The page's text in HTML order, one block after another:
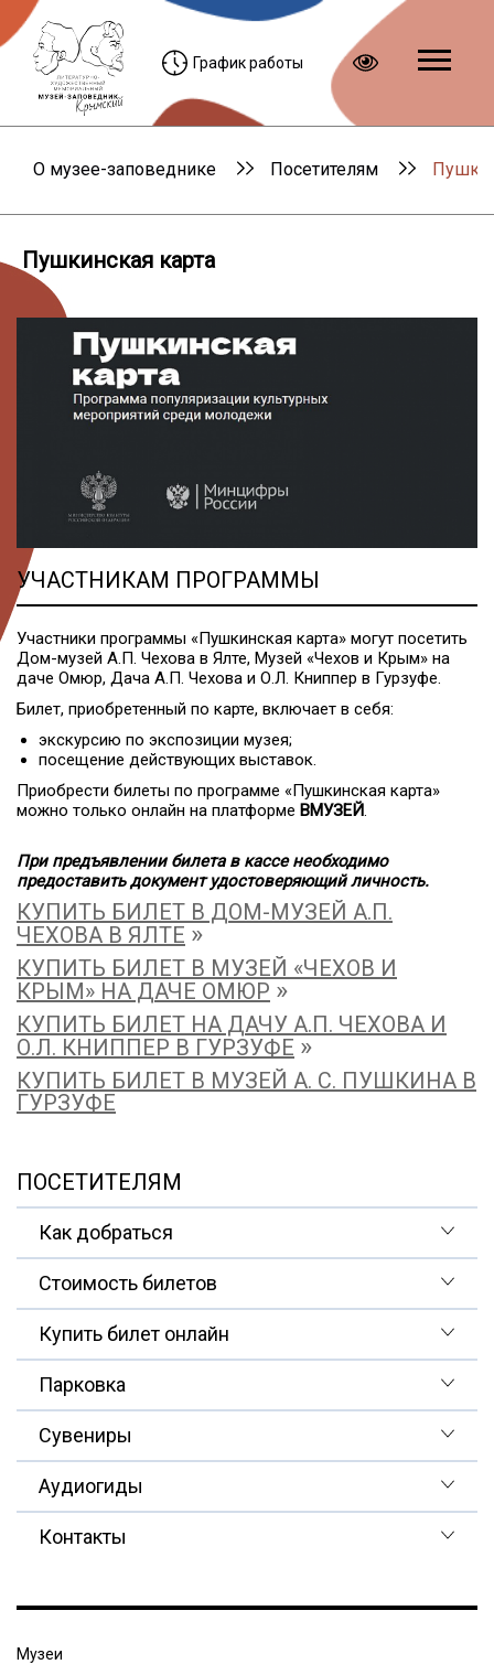
График работы
О музее-заповеднике Посетителям
Пушкинская карта
УЧАСТНИКАМ ПРОГРАММЫ
Участники программы «Пушкинская карта» могут посетить
Дом-музей А.П. Чехова в Ялте, Музей «Чехов и Крым» на
даче Омюр, Дача А.П. Чехова и О.Л. Книппер в Гурзуфе.
Билет, приобретенный по карте, включает в себя:
экскурсию по экспозиции музея;
посещение действующих выставок.
Приобрести билеты по программе «Пушкинская карта»
можно только онлайн на платформе ВМУЗЕЙ.
При предъявлении билета в кассе необходимо
предоставить документ удостоверяющий личность.
КУПИТЬ БИЛЕТ В ДОМ-МУЗЕЙ А.П.
ЧЕХОВА В ЯЛТЕ »
КУПИТЬ БИЛЕТ В МУЗЕЙ «ЧЕХОВ И
КРЫМ» НА ДАЧЕ ОМЮР »
КУПИТЬ БИЛЕТ НА ДАЧУ А.П. ЧЕХОВА И
О.Л. КНИППЕР В ГУРЗУФЕ »
КУПИТЬ БИЛЕТ В МУЗЕЙ А. С. ПУШКИНА В
ГУРЗУФЕ
ПОСЕТИТЕЛЯМ
Как добраться
Стоимость билетов
Купить билет онлайн
Парковка
Сувениры
Аудиогиды
Контакты
Музеи